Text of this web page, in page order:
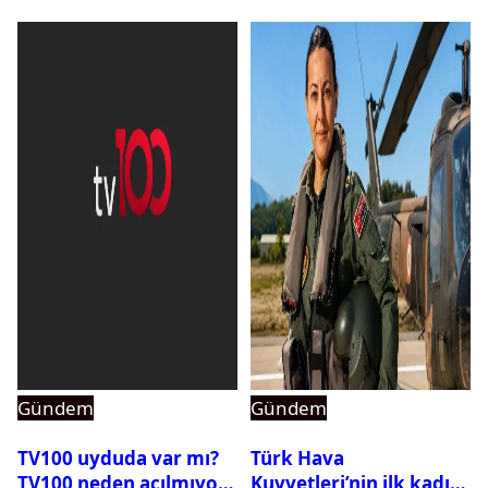
Gündem
TV100 uyduda var mı?
Gündem
Türk Hava